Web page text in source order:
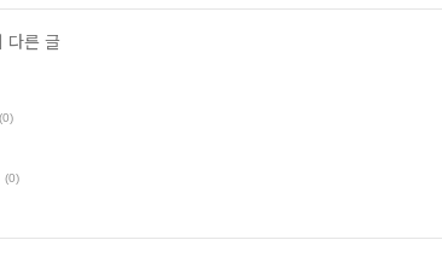
다른 글
(0)
(0)